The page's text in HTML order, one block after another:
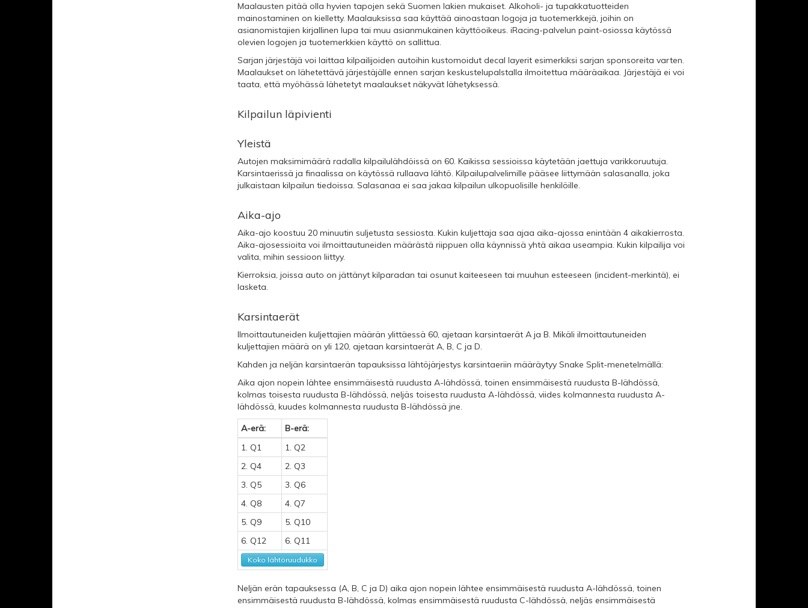
Maalausten pitää olla hyvien tapojen sekä Suomen lakien mukaiset. Alkoholi- ja tupakkatuotteiden
mainostaminen on kielletty. Maalauksissa saa käyttää ainoastaan logoja ja tuotemerkkejä, joihin on
asianomistajien kirjallinen lupa tai muu asianmukainen käyttöoikeus. iRacing-palvelun paint-osiossa käytössä
olevien logojen ja tuotemerkkien käyttö on sallittua.
Sarjan järjestäjä voi laittaa kilpailijoiden autoihin kustomoidut decal layerit esimerkiksi sarjan sponsoreita varten.
Maalaukset on lähetettävä järjestäjälle ennen sarjan keskustelupalstalla ilmoitettua määräaikaa. Järjestäjä ei voi
taata, että myöhässä lähetetyt maalaukset näkyvät lähetyksessä.
Kilpailun läpivienti
Yleistä
Autojen maksimimäärä radalla kilpailulähdöissä on 60. Kaikissa sessioissa käytetään jaettuja varikkoruutuja.
Karsintaerissä ja finaalissa on käytössä rullaava lähtö. Kilpailupalvelimille pääsee liittymään salasanalla, joka
julkaistaan kilpailun tiedoissa. Salasanaa ei saa jakaa kilpailun ulkopuolisille henkilöille.
Aika-ajo
Aika-ajo koostuu 20 minuutin suljetusta sessiosta. Kukin kuljettaja saa ajaa aika-ajossa enintään 4 aikakierrosta.
Aika-ajosessioita voi ilmoittautuneiden määrästä riippuen olla käynnissä yhtä aikaa useampia. Kukin kilpailija voi
valita, mihin sessioon liittyy.
Kierroksia, joissa auto on jättänyt kilparadan tai osunut kaiteeseen tai muuhun esteeseen (incident-merkintä), ei
lasketa.
Karsintaerät
Ilmoittautuneiden kuljettajien määrän ylittäessä 60, ajetaan karsintaerät A ja B. Mikäli ilmoittautuneiden
kuljettajien määrä on yli 120, ajetaan karsintaerät A, B, C ja D.
Kahden ja neljän karsintaerän tapauksissa lähtöjärjestys karsintaeriin määräytyy Snake Split-menetelmällä:
Aika ajon nopein lähtee ensimmäisestä ruudusta A-lähdössä, toinen ensimmäisestä ruudusta B-lähdössä,
kolmas toisesta ruudusta B-lähdössä, neljäs toisesta ruudusta A-lähdössä, viides kolmannesta ruudusta A-
lähdössä, kuudes kolmannesta ruudusta B-lähdössä jne.
A-erä:
B-erä:
Koko lähtöruudukko
1. Q1
1. Q2
2. Q4
2. Q3
3. Q5
3. Q6
4. Q8
4. Q7
5. Q9
5. Q10
6. Q12
6. Q11
Neljän erän tapauksessa (A, B, C ja D) aika ajon nopein lähtee ensimmäisestä ruudusta A-lähdössä, toinen
ensimmäisestä ruudusta B-lähdössä, kolmas ensimmäisestä ruudusta C-lähdössä, neljäs ensimmäisestä